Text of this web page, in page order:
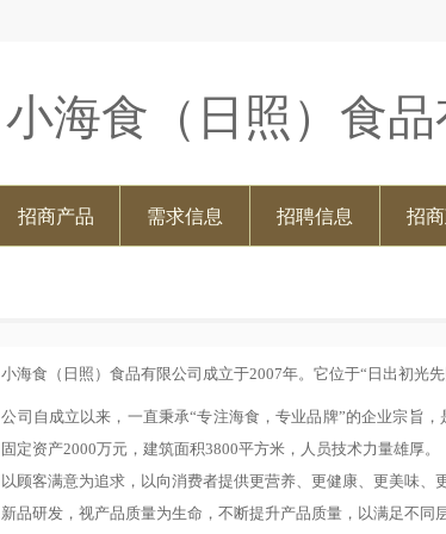
小海食（日照）食
招商产品 需求信息 招聘信息 招
小海食（日照）食品有限公司成立于2007年。它位于“日出初光
公司自成立以来，一直秉承“专注海食，专业品牌”的企业宗旨
固定资产2000万元，建筑面积3800平方米，人员技术力量雄厚。
以顾客满意为追求，以向消费者提供更营养、更健康、更美味
新品研发，视产品质量为生命，不断提升产品质量，以满足不同